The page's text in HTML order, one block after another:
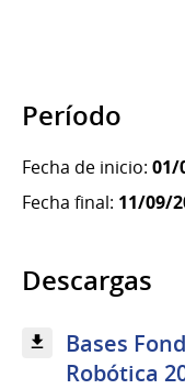
Período
Fecha de inicio: 01/
Fecha final: 11/09/
Descargas
Bases
Robótica